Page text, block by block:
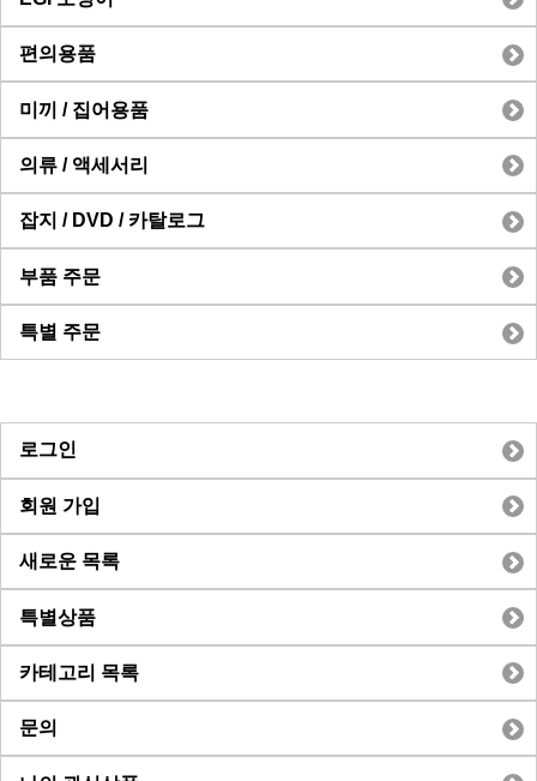
편의용품
미끼 / 집어용품
의류 / 액세서리
잡지 / DVD / 카탈로그
부품 주문
특별 주문
로그인
회원 가입
새로운 목록
특별상품
카테고리 목록
문의